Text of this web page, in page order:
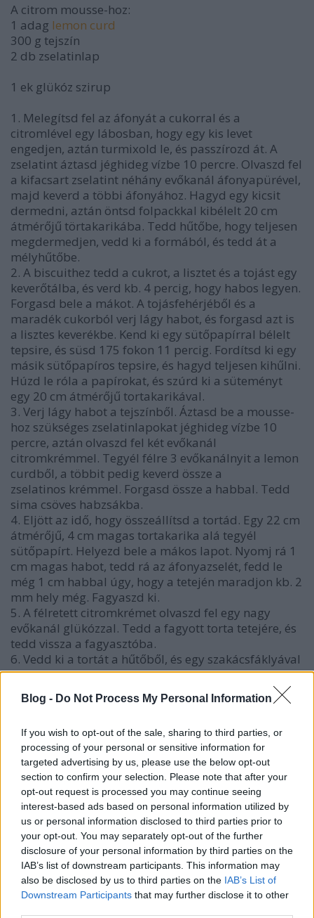
Blog - Do Not Process My Personal Information
If you wish to opt-out of the sale, sharing to third parties, or
processing of your personal or sensitive information for
targeted advertising by us, please use the below opt-out
section to confirm your selection. Please note that after your
opt-out request is processed you may continue seeing
interest-based ads based on personal information utilized by
us or personal information disclosed to third parties prior to
your opt-out. You may separately opt-out of the further
disclosure of your personal information by third parties on the
IAB’s list of downstream participants. This information may
also be disclosed by us to third parties on the IAB’s List of
Downstream Participants that may further disclose it to other
A citrom mousse-hoz:
1 adag lemon curd
300 g tejszín
2 db zselatinlap
1 ek glükóz szirup
1. Melegítsd fel az áfonyát a cukorral és a
citromlével egy lábosban, hogy egy kis levet
engedjen, aztán turmixold le, és passzírozd át. A
zselatint áztasd jéghideg vízbe 10 percre. Olvaszd fel
a kifacsart zselatint néhány evőkanál áfonyapürével,
majd keverd a többi áfonyához. Hagyd egy kicsit
dermedni, aztán öntsd folpackkal kibélelt 20 cm
átmérőjű törtakarikába. Tedd hűtőbe, hogy teljesen
megdermedjen, vedd ki a formából, és tedd át a
mélyhűtőbe.
2. A biscuithez tedd a cukrot, a lisztet és a tojást egy
keverőtálba, és verd kb. 4 percig, hogy habos legyen.
Forgasd bele a mákot. A tojásfehérjéből és a
maradék cukorból verj lágy habot, és forgasd azt is
a lisztes keverékbe. Kend ki egy sütőpapírral bélelt
tepsire, és süsd 175 fokon 11 percig. Fordítsd ki egy
másik sütőpapíros tepsire, és hagyd teljesen kihűlni.
Húzd le róla a papírokat, és szúrd ki a süteményt
egy 20 cm átmérőjű tortakarikával.
3. Verj lágy habot a tejszínből. Áztasd be a mousse-
hoz szükséges zselatinlapokat jéghideg vízbe 10
percre, aztán olvaszd fel két evőkanál
citromkrémmel. Tegyél félre 3 evőkanálnyit a lemon
curdből, a többit pedig keverd össze a
zselatinos krémmel. Forgasd össze a habbal. Tedd
sima csöves habzsákba.
4. Eljött az idő, hogy összeállítsd a tortád. Egy 22 cm
átmérőjű, 4 cm magas tortakarika alá tegyél
sütőpapírt. Helyezd bele a mákos lapot. Nyomj rá 1
cm magas habot, tedd rá az áfonyazselét, fedd le
még 1 cm habbal úgy, hogy a tetején maradjon kb. 2
mm hely még. Fagyaszd ki.
5. A félretett citromkrémet olvaszd fel egy nagy
evőkanál glükózzal. Tedd a fagyott torta tetejére, és
tedd vissza a fagyasztóba.
6. Vedd ki a tortát a hűtőből, és egy szakácsfáklyával
olvaszd meg körben a szélét. Vedd ki a tortát a
karikából, és hagyd a hűtőben kiolvadni.
Címkék:szülinap torta mák citrom áfonya mousse vállalkozó
szelleműeknek
Ajánlott bejegyzések:
Segítsüti 2018 ősz: Mákosguba torta